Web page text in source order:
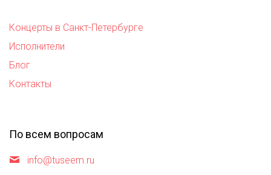
Концерты в Санкт-Петербурге
Исполнители
Блог
Контакты
По всем вопросам
info@tuseem.ru